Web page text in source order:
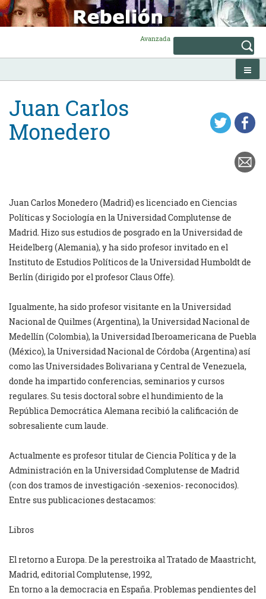
Skip
to
content
Avanzada
Juan Carlos
Monedero
Juan Carlos Monedero (Madrid) es licenciado en Ciencias
Políticas ySociología en la Universidad Complutense de
Madrid. Hizo sus estudiosde posgrado en la Universidad de
Heidelberg (Alemania), y ha sidoprofesor invitado en el
Instituto de Estudios Políticos de laUniversidad Humboldt de
Berlín (dirigido por el profesor Claus Offe).
Igualmente, ha sido profesor visitante en la Universidad
Nacional de Quilmes (Argentina), la Universidad Nacional de
Medellín (Colombia),la Universidad Iberoamericana de Puebla
(México), la UniversidadNacional de Córdoba (Argentina) así
como las Universidades Bolivarianay Central de Venezuela,
donde ha impartido conferencias, seminarios ycursos
regulares. Su tesis doctoral sobre el hundimiento de la
República Democrática Alemana recibió la calificación de
sobresaliente cum laude.
Actualmente es profesor titular de Ciencia Política y de la
Administración en la Universidad Complutense de Madrid
(con dos tramosde investigación -sexenios- reconocidos).
Entre sus publicacionesdestacamos:
Libros
El retorno a Europa. De la perestroika al Tratado de Maastricht,
Madrid, editorial Complutense, 1992,
En torno a la democracia en España. Problemas pendientes del